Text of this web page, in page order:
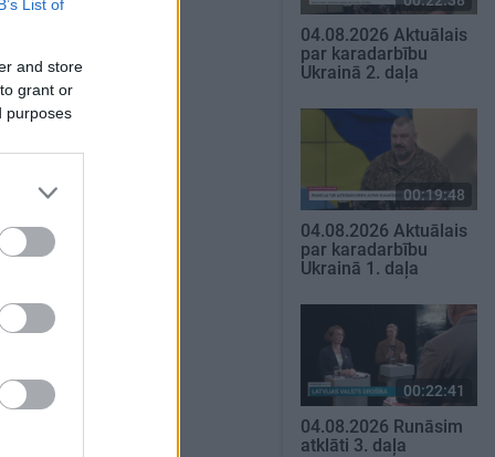
List of
and store
grant or
purposes
04.08.2026 Aktuālais
par karadarbību
Ukrainā 2. daļa
00:19:48
04.08.2026 Aktuālais
par karadarbību
Ukrainā 1. daļa
00:22:41
04.08.2026 Runāsim
atklāti 3. daļa